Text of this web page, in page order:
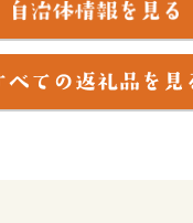
業として世界農業遺産
ム」の２つの世界遺産
山の幸などたくさんの